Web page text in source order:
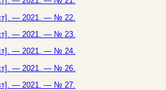
— 2021. — № 22.
— 2021. — № 23.
— 2021. — № 24.
— 2021. — № 26.
— 2021. — № 27.